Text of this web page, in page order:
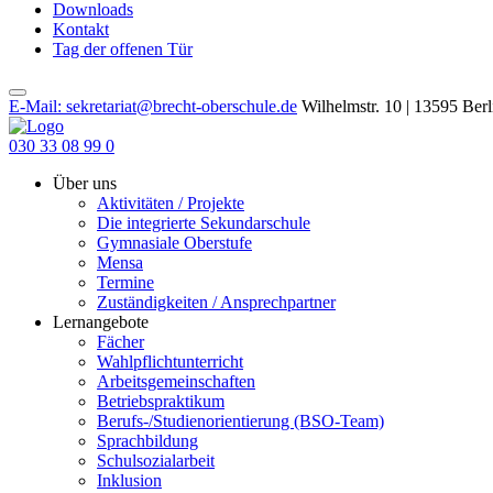
Downloads
Kontakt
Tag der offenen Tür
E-Mail: sekretariat@brecht-oberschule.de Wilhelmstr. 10 | 13595
030 33 08 99 0
Über uns
Aktivitäten / Projekte
Die integrierte Sekundarschule
Gymnasiale Oberstufe
Mensa
Termine
Zuständigkeiten / Ansprechpartner
Lernangebote
Fächer
Wahlpflichtunterricht
Arbeitsgemeinschaften
Betriebspraktikum
Berufs-/Studienorientierung (BSO-Team)
Sprachbildung
Schulsozialarbeit
Inklusion